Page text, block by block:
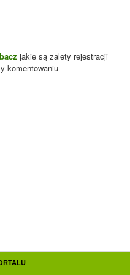
jakie są zalety rejestracji
komentowaniu